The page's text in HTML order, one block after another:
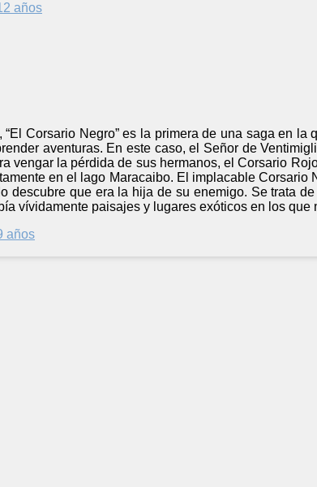
años
Corsario Negro” es la primera de una saga en la
aventuras. En este caso, el Señor de
vengar la pérdida de sus hermanos, el Corsario
en el lago Maracaibo. El implacable Corsario
descubre que era la hija de su enemigo. Se trata
vívidamente paisajes y lugares exóticos en los que
años